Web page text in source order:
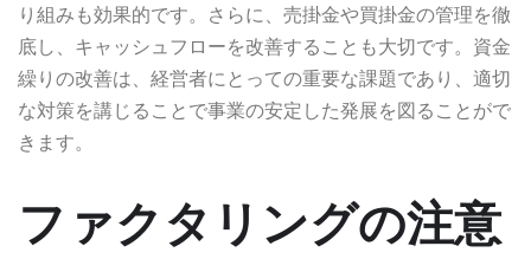
り組みも効果的です。さらに、売掛金や買掛金の管理を徹
底し、キャッシュフローを改善することも大切です。資金
繰りの改善は、経営者にとっての重要な課題であり、適切
な対策を講じることで事業の安定した発展を図ることがで
きます。
ファクタリングの注意